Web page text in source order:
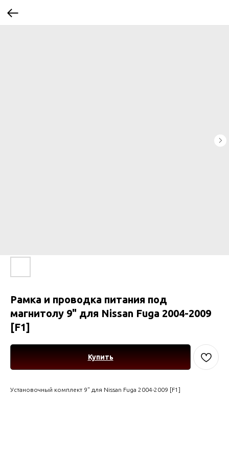
Рамка и проводка питания под
магнитолу 9" для Nissan Fuga 2004-2009
[F1]
Купить
Установочный комплект 9" для Nissan Fuga 2004-2009 [F1]